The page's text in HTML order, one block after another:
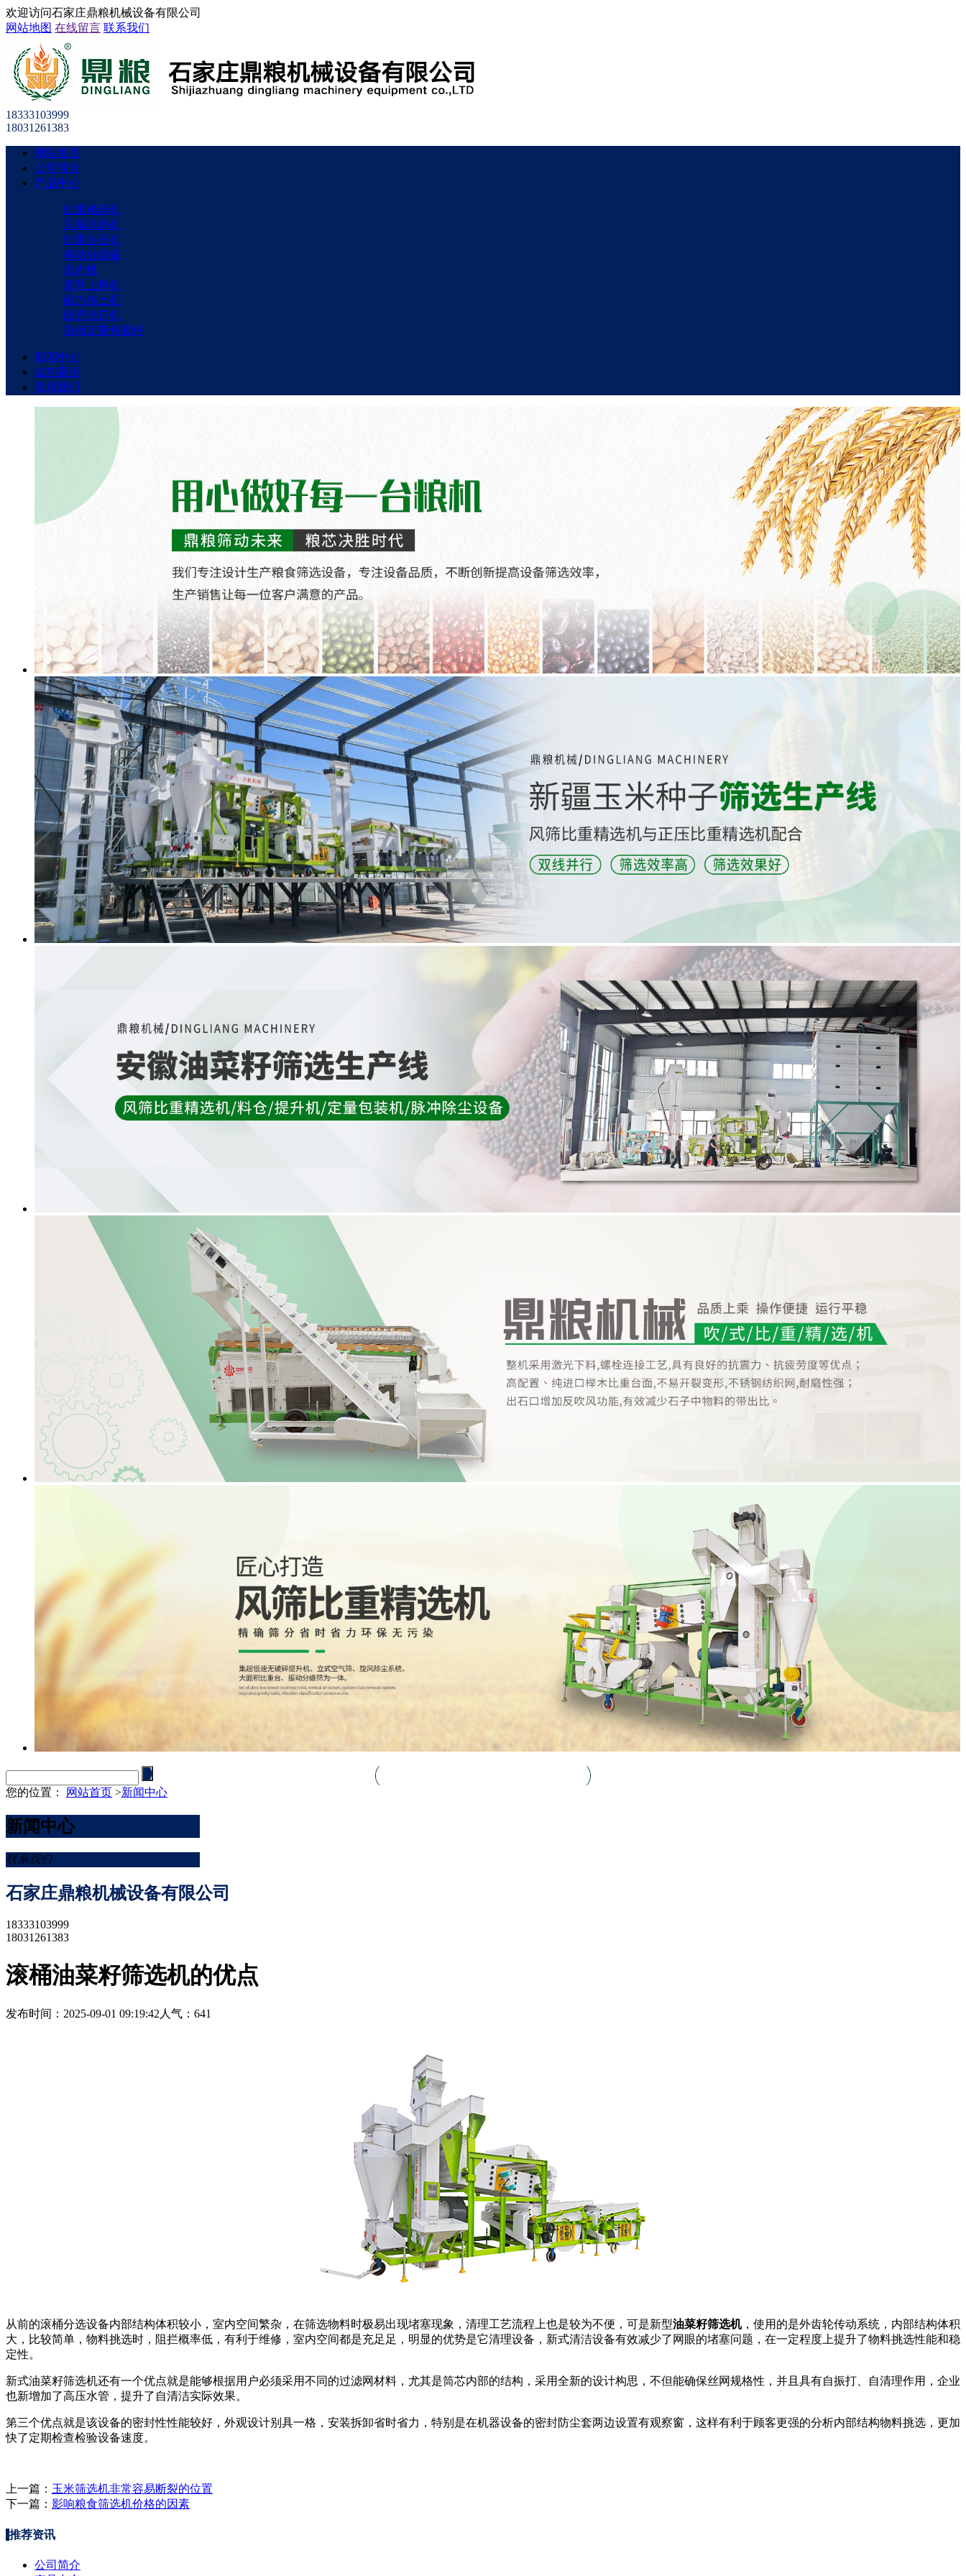
欢迎访问石家庄鼎粮机械设备有限公司
网站地图 在线留言 联系我们
18333103999
18031261383
网站首页
公司简介
产品中心
比重精选机
风筛清选机
比重去石机
移动分级筛
抛光机
提升上料机
磁力选土机
脱壳除芒机
自动定量包装秤
新闻中心
成功案例
联系我们
您的位置： 网站首页 >新闻中心
新闻中心
联系我们
石家庄鼎粮机械设备有限公司
18333103999
18031261383
滚桶油菜籽筛选机的优点
发布时间：2025-09-01 09:19:42 人气：641
从前的滚桶分选设备内部结构体积较小，室内空间繁杂，在筛选物料时极易出现堵塞现象，清理工艺流程上也是较为不便，可是新型油菜籽筛选机，使用的是外齿轮传动系统，内部结构体积
大，比较简单，物料挑选时，阻拦概率低，有利于维修，室内空间都是充足足，明显的优势是它清理设备，新式清洁设备有效减少了网眼的堵塞问题，在一定程度上提升了物料挑选性能和稳
定性。
新式油菜籽筛选机还有一个优点就是能够根据用户必须采用不同的过滤网材料，尤其是筒芯内部的结构，采用全新的设计构思，不但能确保丝网规格性，并且具有自振打、自清理作用，企业
也新增加了高压水管，提升了自清洁实际效果。
第三个优点就是该设备的密封性性能较好，外观设计别具一格，安装拆卸省时省力，特别是在机器设备的密封防尘套两边设置有观察窗，这样有利于顾客更强的分析内部结构物料挑选，更加
快了定期检查检验设备速度。
上一篇： 玉米筛选机非常容易断裂的位置
下一篇： 影响粮食筛选机价格的因素
推荐资讯
公司简介